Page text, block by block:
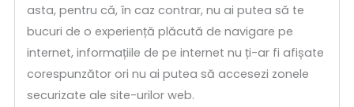
asta, pentru că, în caz contrar, nu ai putea să te
bucuri de o experiență plăcută de navigare pe
internet, informațiile de pe internet nu ți-ar fi afișate
corespunzător ori nu ai putea să accesezi zonele
securizate ale site-urilor web.